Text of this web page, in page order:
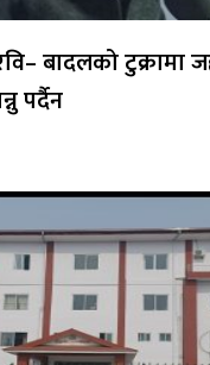
बादलको टुक्रामा
पर्दैन